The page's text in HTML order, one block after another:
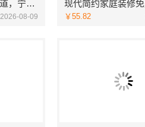
匠心施工家装对接渠道，宁波雅美和居建材科技质量保障
2026-08-09 ￥55.82